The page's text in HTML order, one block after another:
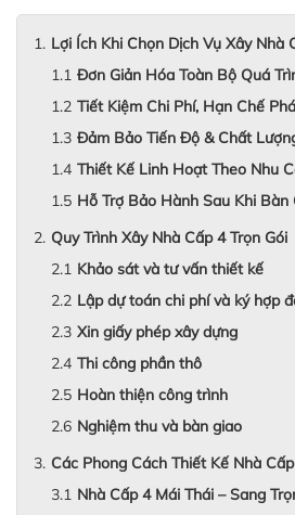
Lợi Ích Khi Chọn Dịch Vụ Xây Nhà
Đơn Giản Hóa Toàn Bộ Quá
Tiết Kiệm Chi Phí, Hạn Chế
Đảm Bảo Tiến Độ & Chất
Thiết Kế Linh Hoạt Theo Nhu
Hỗ Trợ Bảo Hành Sau Khi Bàn
Quy Trình Xây Nhà Cấp 4 Trọn Gói
Khảo sát và tư vấn thiết kế
Lập dự toán chi phí và ký hợp
Xin giấy phép xây dựng
Thi công phần thô
Hoàn thiện công trình
Nghiệm thu và bàn giao
Các Phong Cách Thiết Kế Nhà
Nhà Cấp 4 Mái Thái – Sang